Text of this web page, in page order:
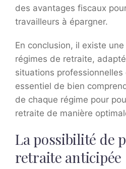
des avantages fiscaux
travailleurs à épargner.
En conclusion, il existe
régimes de retraite,
situations
essentiel de bien
de chaque régime pour
retraite de manière
La possibilité de
retraite anticipée